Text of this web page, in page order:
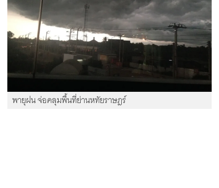
พายุฝน จ่อคลุมพื้นที่ย่านหทัยราษฎร์